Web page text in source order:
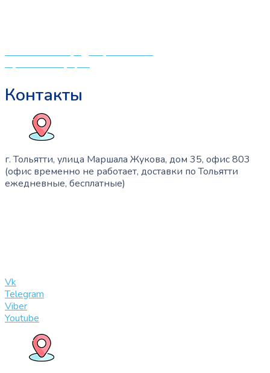
Политика конфиденциальности
Публичная оферта
Контакты
г. Тольятти, улица Маршала Жукова, дом 35, офис 803
(офис временно не работает, доставки по Тольятти
ежедневные, бесплатные)
Vk
Telegram
Viber
Youtube